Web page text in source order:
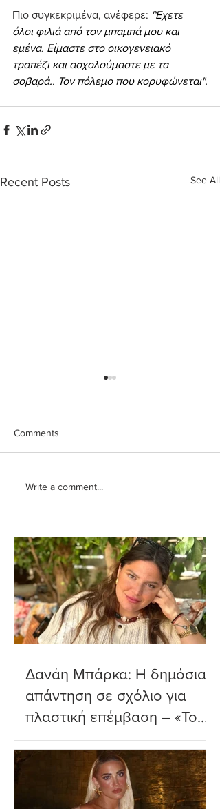
Πιο συγκεκριμένα, ανέφερε: "Έχετε
όλοι φιλιά από τον μπαμπά μου και
εμένα. Είμαστε στο οικογενειακό
τραπέζι και ασχολούμαστε με τα
σοβαρά.. Τον πόλεμο που κορυφώνεται".
Recent Posts See All
Ιωάννα Τούνη: Η
εξομολόγηση για τη
Comments
Write a comment...
Δανάη Μπάρκα: Η δημόσια
απάντηση σε σχόλιο για
πλαστική επέμβαση – «Το
ωραιότερο σχόλιο που